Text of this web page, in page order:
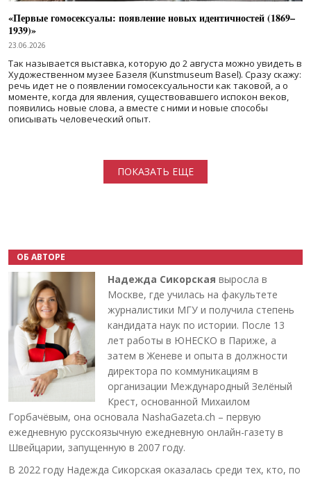
«Первые гомосексуалы: появление новых идентичностей (1869–
1939)»
23.06.2026
Так называется выставка, которую до 2 августа можно увидеть в
Художественном музее Базеля (Kunstmuseum Basel). Сразу скажу:
речь идет не о появлении гомосексуальности как таковой, а о
моменте, когда для явления, существовавшего испокон веков,
появились новые слова, а вместе с ними и новые способы
описывать человеческий опыт.
ПОКАЗАТЬ ЕЩЕ
ОБ АВТОРЕ
Надежда Сикорская выросла в
Москве, где училась на факультете
журналистики МГУ и получила степень
кандидата наук по истории. После 13
лет работы в ЮНЕСКО в Париже, а
затем в Женеве и опыта в должности
директора по коммуникациям в
организации Международный Зелёный
Крест, основанной Михаилом
Горбачёвым, она основала NashaGazeta.ch – первую
ежедневную русскоязычную ежедневную онлайн-газету в
Швейцарии, запущенную в 2007 году.
В 2022 году Надежда Сикорская оказалась среди тех, кто, по